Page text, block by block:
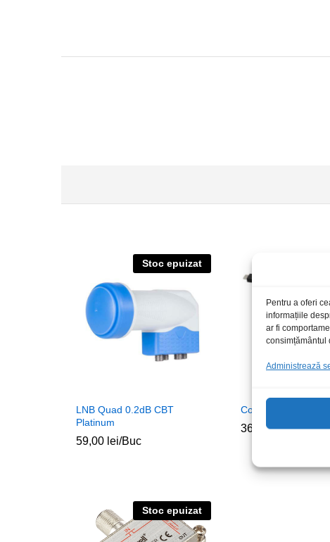
Pentru a oferi
informațiile
ar fi
consimțământul
Administrează
Stoc epuizat
LNB Quad 0.2dB CBT
Platinum
59,00 lei/Buc
Comutator HDMI
36,00lei/Buc
Stoc epuizat